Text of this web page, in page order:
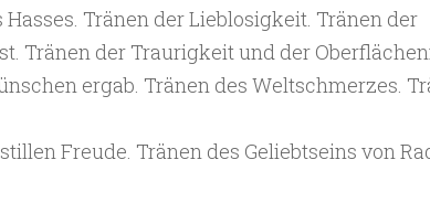
Tränen der Lieblosigkeit. Tränen der
Tränen der Traurigkeit und der
ergab. Tränen des Weltschmerzes.
Freude. Tränen des Geliebtseins von